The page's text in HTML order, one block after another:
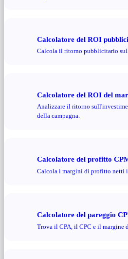
Calcolatore del ROI
Calcola il ritorno pubblicitario
Calcolatore del ROI del
Analizzare il ritorno
della campagna.
Calcolatore del profitto
Calcola i margini di profitto netti
Calcolatore del pareggio
Trova il CPA, il CPC e il margine